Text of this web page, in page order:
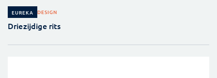
EUREKA DESIGN
Driezijdige rits